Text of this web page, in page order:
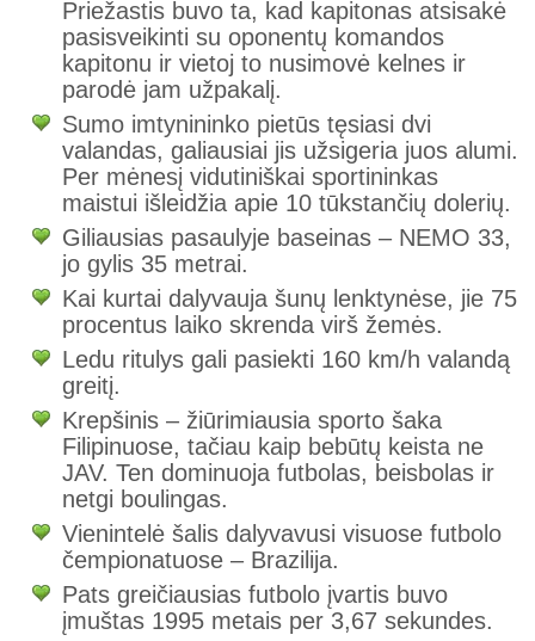
Priežastis buvo ta, kad kapitonas atsisakė
pasisveikinti su oponentų komandos
kapitonu ir vietoj to nusimovė kelnes ir
parodė jam užpakalį.
Sumo imtynininko pietūs tęsiasi dvi
valandas, galiausiai jis užsigeria juos alumi.
Per mėnesį vidutiniškai sportininkas
maistui išleidžia apie 10 tūkstančių dolerių.
Giliausias pasaulyje baseinas – NEMO 33,
jo gylis 35 metrai.
Kai kurtai dalyvauja šunų lenktynėse, jie 75
procentus laiko skrenda virš žemės.
Ledu ritulys gali pasiekti 160 km/h valandą
greitį.
Krepšinis – žiūrimiausia sporto šaka
Filipinuose, tačiau kaip bebūtų keista ne
JAV. Ten dominuoja futbolas, beisbolas ir
netgi boulingas.
Vienintelė šalis dalyvavusi visuose futbolo
čempionatuose – Brazilija.
Pats greičiausias futbolo įvartis buvo
įmuštas 1995 metais per 3,67 sekundes.